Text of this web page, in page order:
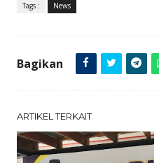
Tags : News
Bagikan
ARTIKEL TERKAIT